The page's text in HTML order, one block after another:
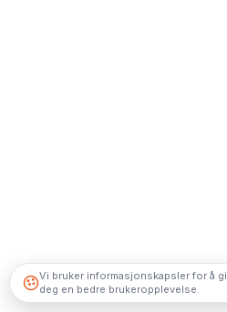
Vi bruker informasjonskapsler for å gi
deg en bedre brukeropplevelse.